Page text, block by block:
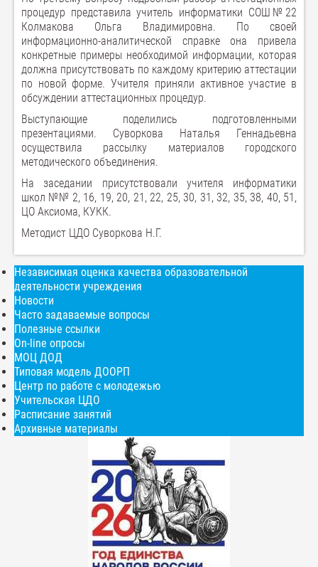
процедур представила учитель информатики СОШ№22
Колмакова Ольга Владимировна. По своей
информационно-аналитической справке она привела
конкретные примеры необходимой информации, которая
должна присутствовать по каждому критерию аттестации
по новой форме. Учителя приняли активное участие в
обсуждении аттестационных процедур.
Выступающие поделились подготовленными
презентациями. Суворкова Наталья Геннадьевна
осуществила рассылку материалов городского
методического объединения.
На заседании присутствовали учителя информатики
школ №№ 2, 16, 19, 20, 21, 22, 25, 30, 31, 32, 35, 38, 40, 51,
ЦО Аксиома, КУКК.
Методист ЦДО Суворкова Н.Г.
Независимая оценка качества образовательной
деятельности учреждения
Новости
Часто задаваемые вопросы
Полезные ссылки
On-line опросы
МОЦ ДОД
Типовая модель ДООРП
Центр по работе с молодежью
Учительская ЦДО
Расписание занятий
Архивные материалы